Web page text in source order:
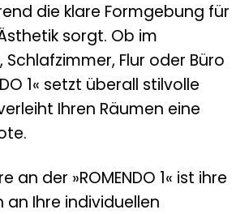
die klare Formgebung für
sorgt. Ob im
Flur oder Büro
1« setzt überall stilvolle
Ihren Räumen eine
an der »ROMENDO 1« ist ihre
an Ihre individuellen